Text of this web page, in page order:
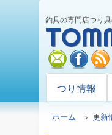
釣具の専門店つり
mail
つり情報
ホーム › 更新